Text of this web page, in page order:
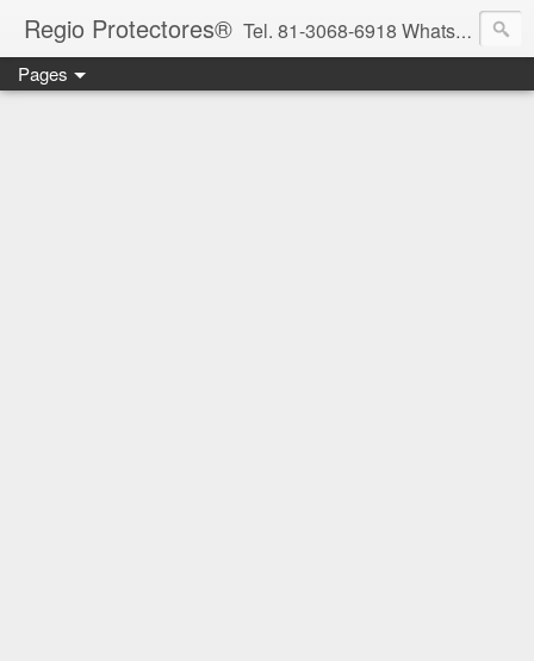
Regio Protectores® Tel. 81-3068-6918 WhatsApp 81-2636-2823 / 33-1145-3780 cotizacionregioprotectores@gmail.com / regioprotectores@gmail.com https://www.facebook.com/RegioProtectores/
Pages